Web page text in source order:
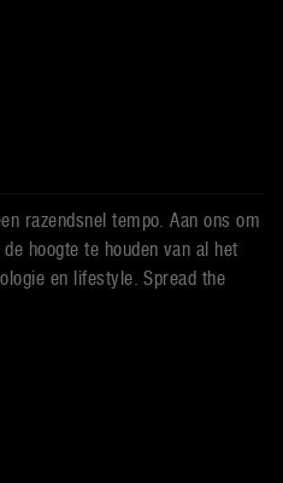
razendsnel tempo. Aan ons om
hoogte te houden van al het
en lifestyle. Spread the